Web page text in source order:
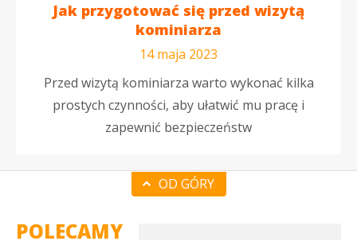
Jak przygotować się przed wizytą
kominiarza
14 maja 2023
Przed wizytą kominiarza warto wykonać kilka
prostych czynności, aby ułatwić mu pracę i
zapewnić bezpieczeństw
OD GÓRY
POLECAMY